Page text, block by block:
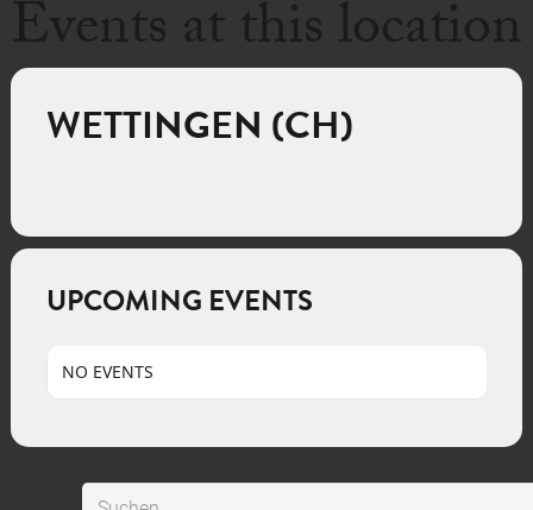
Events at this location
WETTINGEN (CH)
UPCOMING EVENTS
NO EVENTS
Suchen